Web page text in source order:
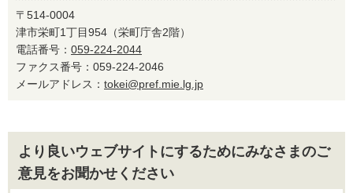
〒514-0004
津市栄町1丁目954（栄町庁舎2階）
電話番号： 059-224-2044
ファクス番号：059-224-2046
メールアドレス： tokei@pref.mie.lg.jp
より良いウェブサイトにするためにみなさまのご
意見をお聞かせください